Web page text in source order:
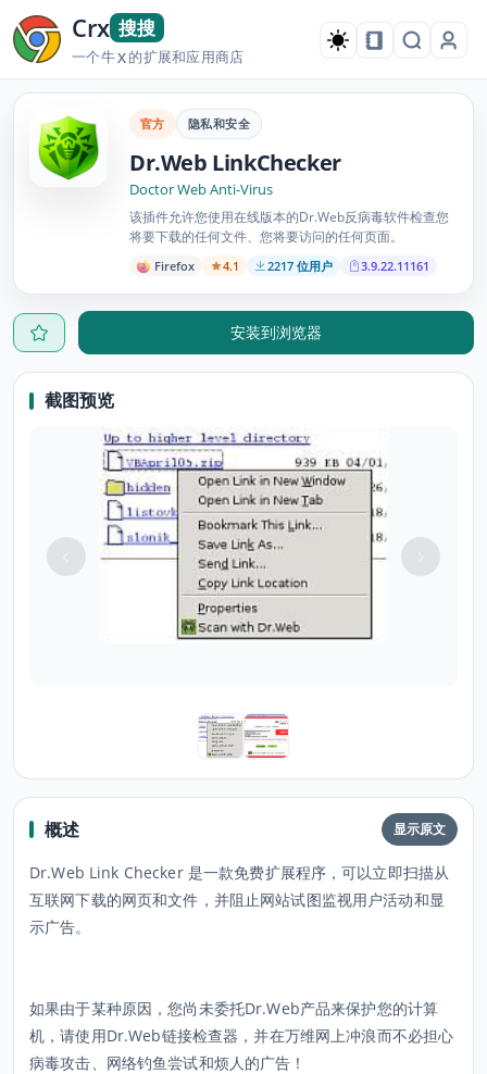
Crx 搜搜
一个牛X的扩展和应用商店
官方 隐私和安全
Dr.Web LinkChecker
Doctor Web Anti-Virus
该插件允许您使用在线版本的Dr.Web反病毒软件检查您
将要下载的任何文件、您将要访问的任何页面。
Firefox 4.1 2217 位用户 3.9.22.11161
安装到浏览器
截图预览
概述 显示原文
Dr.Web Link Checker 是一款免费扩展程序，可以立即扫描从
互联网下载的网页和文件，并阻止网站试图监视用户活动和显
示广告。
如果由于某种原因，您尚未委托Dr.Web产品来保护您的计算
机，请使用Dr.Web链接检查器，并在万维网上冲浪而不必担心
病毒攻击、网络钓鱼尝试和烦人的广告！